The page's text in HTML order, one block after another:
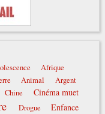
Afrique
Animal
Argent
Chine Cinéma muet
Drogue Enfance